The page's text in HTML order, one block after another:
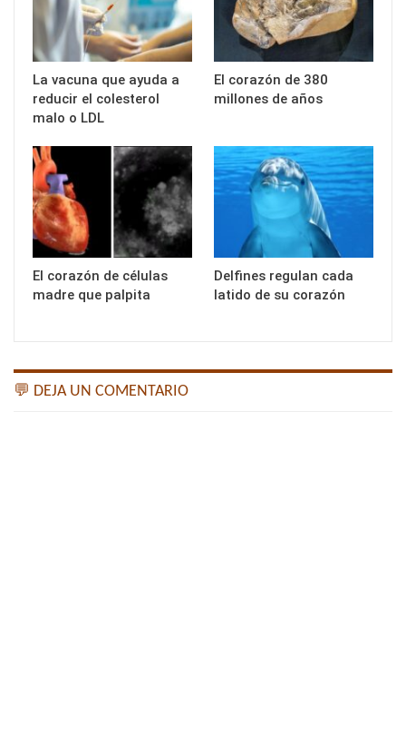
La vacuna que ayuda a
reducir el colesterol
malo o LDL
El corazón de 380
millones de años
El corazón de células
madre que palpita
Delfines regulan cada
latido de su corazón
💬 DEJA UN COMENTARIO